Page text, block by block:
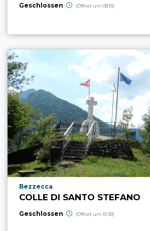
Geschlossen (Öffnet um 08:15)
aria.poi_location_prefix
Bezzecca
COLLE DI SANTO STEFANO
Geschlossen (Öffnet um 10:30)